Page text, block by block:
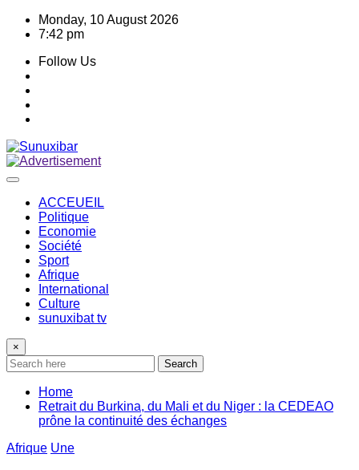
Skip
Monday, 10 August 2026
7:42 pm
Follow Us
ACCEUEIL
Politique
Economie
Société
Sport
Afrique
International
Culture
sunuxibat tv
×
Search
Home
Retrait du Burkina, du Mali et du Niger : la CEDEAO
prône la continuité des échanges
Afrique Une